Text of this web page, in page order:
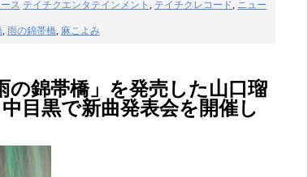
ス テイチクエンタテインメント , テイチクレコード, ニュー
, 雨の錦帯橋, 麻こよみ
錦帯橋」を発売した山口瑠
目黒で新曲発表会を開催し